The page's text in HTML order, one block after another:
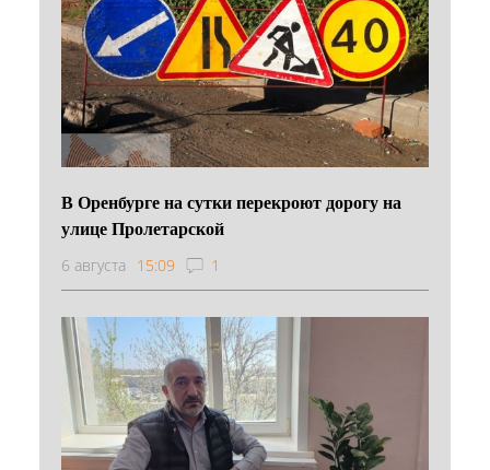
В Оренбурге на сутки перекроют дорогу на
улице Пролетарской
6 августа 15:09 1